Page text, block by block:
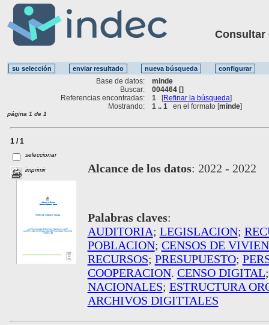
Consultar
Base de datos:
minde
Buscar:
004464 []
Referencias encontradas:
1 [Refinar la búsqueda]
Mostrando:
1 .. 1 en el formato [minde]
página 1 de 1
1 / 1
seleccionar
imprimir Alcance de los datos: 2022 - 2022
Palabras claves:
AUDITORIA; LEGISLACION;
POBLACION; CENSOS DE
RECURSOS; PRESUPUESTO;
COOPERACION. CENSO DIGITAL
NACIONALES; ESTRUCTURA
ARCHIVOS DIGITTALES